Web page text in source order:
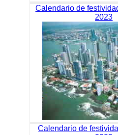
Calendario de
2023
Calendario de